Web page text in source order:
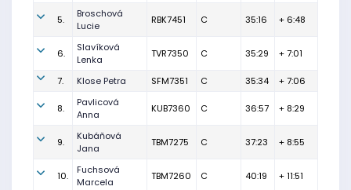
5.
Broschová
Lucie
RBK7451 C 35:16 + 6:48
6.
Slavíková
Lenka
TVR7350 C 35:29 + 7:01
7. Klose Petra SFM7351 C 35:34 + 7:06
8.
Pavlicová
Anna
KUB7360 C 36:57 + 8:29
9.
Kubáňová
Jana
TBM7275 C 37:23 + 8:55
10.
Fuchsová
Marcela
TBM7260 C 40:19 + 11:51